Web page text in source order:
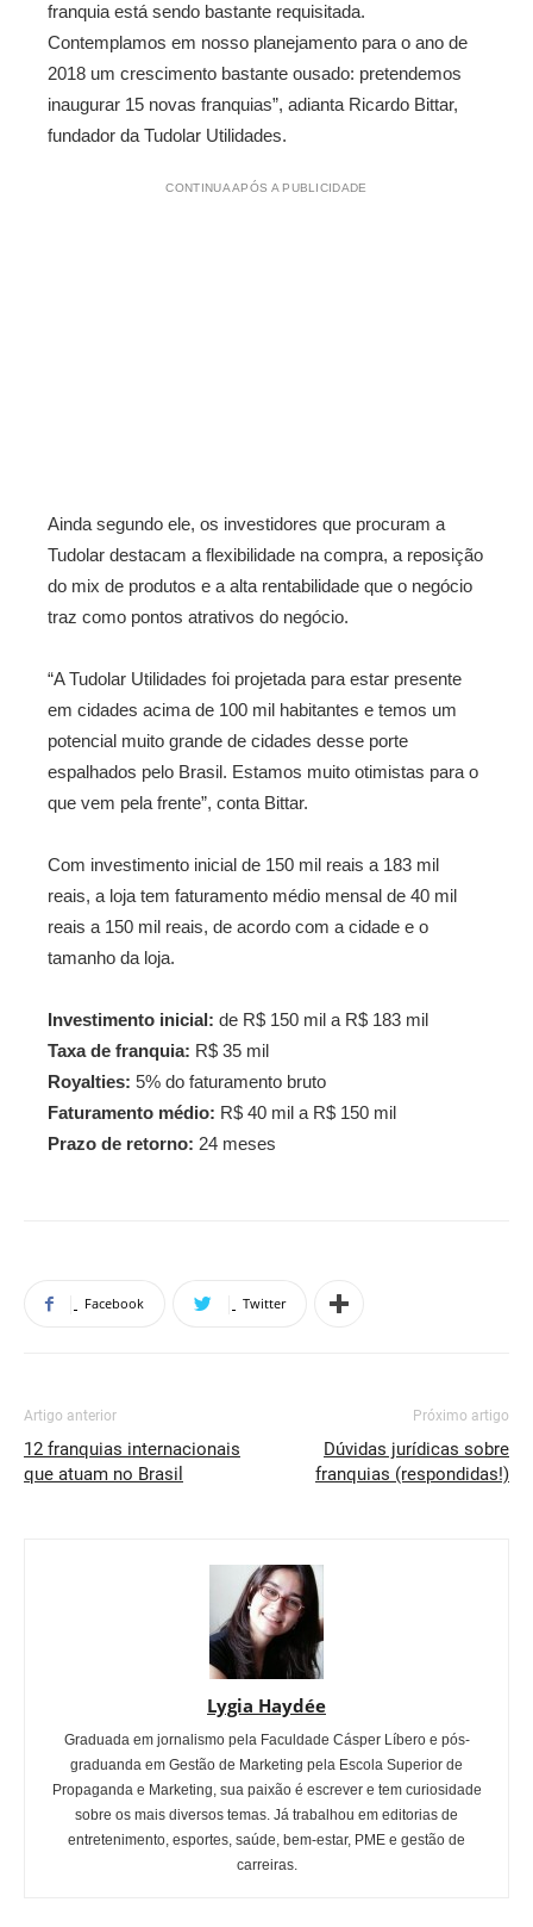
franquia está sendo bastante requisitada.
Contemplamos em nosso planejamento para o ano de
2018 um crescimento bastante ousado: pretendemos
inaugurar 15 novas franquias”, adianta Ricardo Bittar,
fundador da Tudolar Utilidades.
CONTINUA APÓS A PUBLICIDADE
Ainda segundo ele, os investidores que procuram a
Tudolar destacam a flexibilidade na compra, a reposição
do mix de produtos e a alta rentabilidade que o negócio
traz como pontos atrativos do negócio.
“A Tudolar Utilidades foi projetada para estar presente
em cidades acima de 100 mil habitantes e temos um
potencial muito grande de cidades desse porte
espalhados pelo Brasil. Estamos muito otimistas para o
que vem pela frente”, conta Bittar.
Com investimento inicial de 150 mil reais a 183 mil
reais, a loja tem faturamento médio mensal de 40 mil
reais a 150 mil reais, de acordo com a cidade e o
tamanho da loja.
Investimento inicial: de R$ 150 mil a R$ 183 mil
Taxa de franquia: R$ 35 mil
Royalties: 5% do faturamento bruto
Faturamento médio: R$ 40 mil a R$ 150 mil
Prazo de retorno: 24 meses
Facebook Twitter
Artigo anterior
12 franquias internacionais
que atuam no Brasil
Próximo artigo
Dúvidas jurídicas sobre
franquias (respondidas!)
Lygia Haydée
Graduada em jornalismo pela Faculdade Cásper Líbero e pós-
graduanda em Gestão de Marketing pela Escola Superior de
Propaganda e Marketing, sua paixão é escrever e tem curiosidade
sobre os mais diversos temas. Já trabalhou em editorias de
entretenimento, esportes, saúde, bem-estar, PME e gestão de
carreiras.